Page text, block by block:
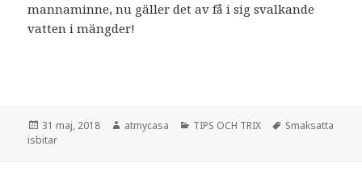
mannaminne, nu gäller det av få i sig svalkande
vatten i mängder!
Postat
31 maj, 2018 Författare
atmycasa Kategorier
TIPS OCH TRIX Taggar
Smaksatta
isbitar